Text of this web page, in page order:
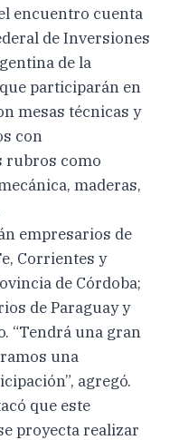
encuentro cuenta
de Inversiones
de la
participarán en
mesas técnicas y
con
rubros como
maderas,
empresarios de
Corrientes y
de Córdoba;
de Paraguay y
“Tendrá una gran
una
agregó.
que este
proyecta realizar